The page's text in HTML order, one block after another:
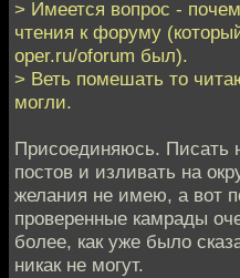
> Имеется вопрос -
чтения к форуму
oper.ru/oforum был).
> Веть помешать то
могли.
Присоединяюсь. Писать
постов и изливать на
желания не имею, а вот
проверенные камрады
более, как уже было
никак не могут.